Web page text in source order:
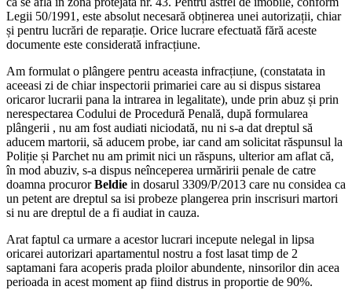
Legii 50/1991, este absolut necesară obținerea unei autorizații, chiar
și pentru lucrări de reparație. Orice lucrare efectuată fără aceste
documente este considerată infracțiune.
Am formulat o plângere pentru aceasta infracțiune, (constatata in
aceeasi zi de chiar inspectorii primariei care au si dispus sistarea
oricaror lucrarii pana la intrarea in legalitate), unde prin abuz și prin
nerespectarea Codului de Procedură Penală, după formularea
plângerii , nu am fost audiati niciodată, nu ni s-a dat dreptul să
aducem martorii, să aducem probe, iar cand am solicitat răspunsul la
Poliție și Parchet nu am primit nici un răspuns, ulterior am aflat că,
în mod abuziv, s-a dispus neînceperea urmăririi penale de catre
doamna procurorBeldie in dosarul 3309/P/2013 care nu considea ca
un petent are dreptul sa isi probeze plangerea prin inscrisuri martori
si nu are dreptul de a fi audiat in cauza.
Arat faptul ca urmare a acestor lucrari incepute nelegal in lipsa
oricarei autorizari apartamentul nostru a fost lasat timp de 2
saptamani fara acoperis prada ploilor abundente, ninsorilor din acea
perioada in acest moment ap fiind distrus in proportie de 90%.